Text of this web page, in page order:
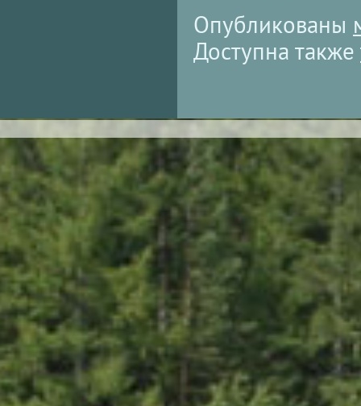
Опубликованы
Доступна также